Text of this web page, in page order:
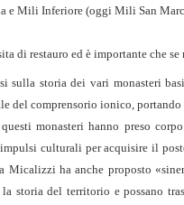
e Mili Inferiore (oggi Mili San
di restauro ed è importante che
sulla storia dei vari monasteri
del comprensorio ionico,
monasteri hanno preso
culturali per acquisire il
Micalizzi ha anche proposto
storia del territorio e possano